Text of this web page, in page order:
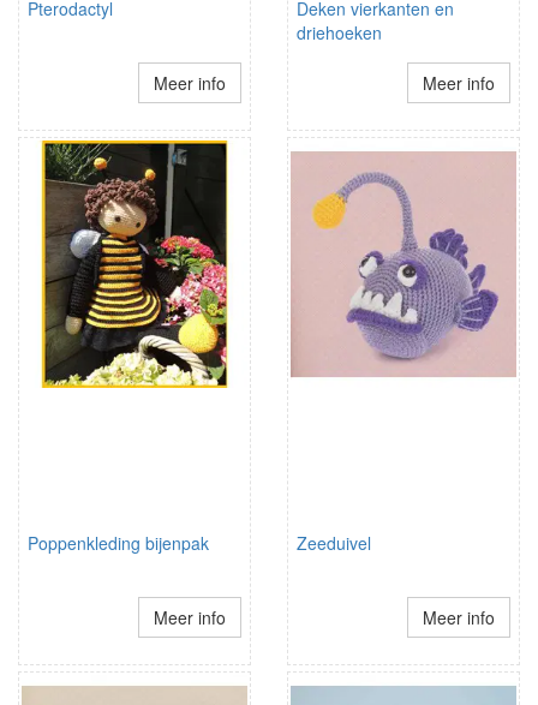
Pterodactyl
Meer info
Deken vierkanten en
driehoeken
Meer info
Poppenkleding bijenpak
Meer info
Zeeduivel
Meer info